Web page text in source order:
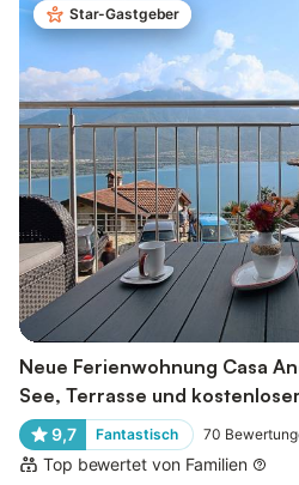
Star-Gastgeber
Neue Ferienwohnung Casa
See, Terrasse und
9,7 Fantastisch 70
Top bewertet von Familien